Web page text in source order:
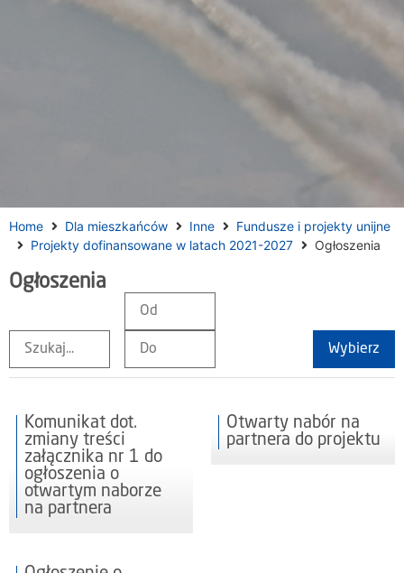
Home Dla mieszkańców Inne
Fundusze i projekty unijne
Projekty dofinansowane w latach 2021-2027
Ogłoszenia
Ogłoszenia
Wybierz
Komunikat dot.
zmiany treści
załącznika nr 1 do
ogłoszenia o
otwartym naborze
na partnera
Otwarty nabór na
partnera do projektu